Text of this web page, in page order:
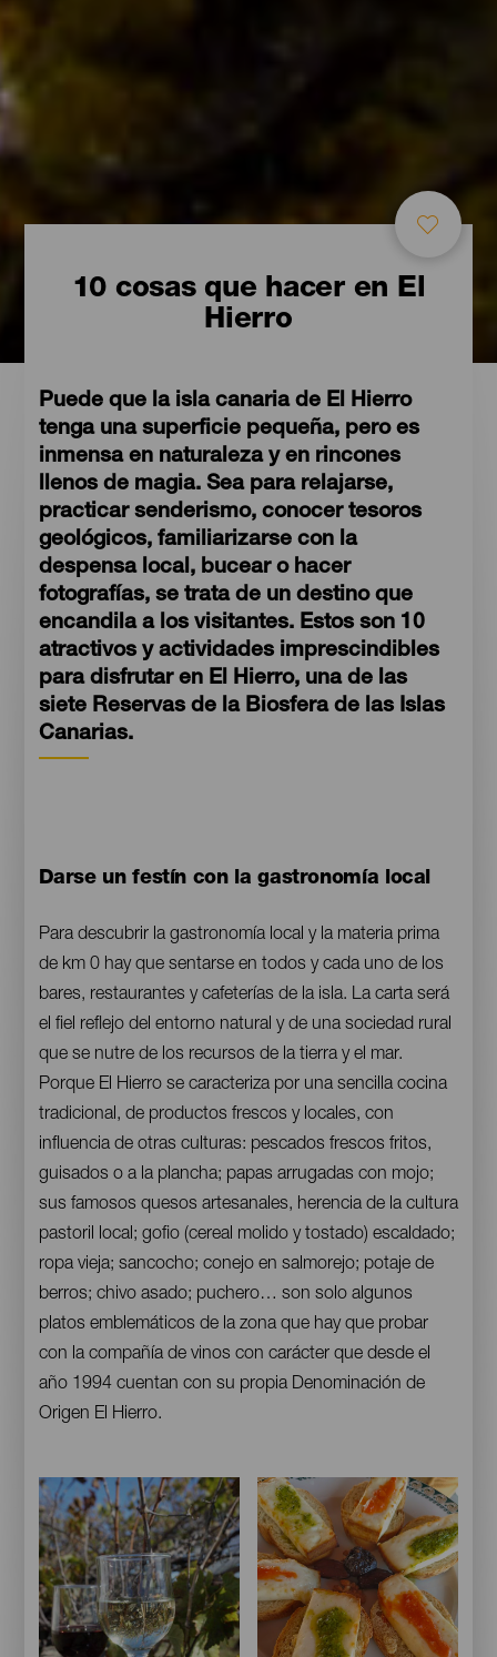
10 cosas que hacer en El
Hierro
Puede que la isla canaria de El Hierro
tenga una superficie pequeña, pero es
inmensa en naturaleza y en rincones
llenos de magia. Sea para relajarse,
practicar senderismo, conocer tesoros
geológicos, familiarizarse con la
despensa local, bucear o hacer
fotografías, se trata de un destino que
encandila a los visitantes. Estos son 10
atractivos y actividades imprescindibles
para disfrutar en El Hierro, una de las
siete Reservas de la Biosfera de las Islas
Canarias.
Contenido
Darse un festín con la gastronomía local
Para descubrir la gastronomía local y la materia prima
de km 0 hay que sentarse en todos y cada uno de los
bares, restaurantes y cafeterías de la isla. La carta será
el fiel reflejo del entorno natural y de una sociedad rural
que se nutre de los recursos de la tierra y el mar.
Porque El Hierro se caracteriza por una sencilla cocina
tradicional, de productos frescos y locales, con
influencia de otras culturas: pescados frescos fritos,
guisados o a la plancha; papas arrugadas con mojo;
sus famosos quesos artesanales, herencia de la cultura
pastoril local; gofio (cereal molido y tostado) escaldado;
ropa vieja; sancocho; conejo en salmorejo; potaje de
berros; chivo asado; puchero… son solo algunos
platos emblemáticos de la zona que hay que probar
con la compañía de vinos con carácter que desde el
año 1994 cuentan con su propia Denominación de
Origen El Hierro.
Imágenes